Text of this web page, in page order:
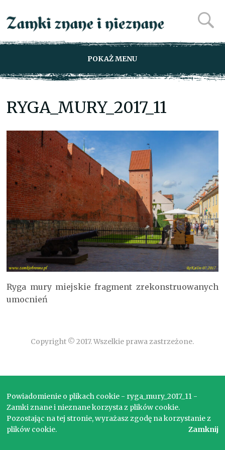
POKAŻ MENU
RYGA_MURY_2017_11
Ryga mury miejskie fragment zrekonstruowanych
umocnień
Copyright © 2017. Wszelkie prawa zastrzeżone.
Powiadomienie o plikach cookie - ryga_mury_2017_11 -
Zamki znane i nieznane korzysta z plików cookie.
Pozostając na tej stronie, wyrażasz zgodę na korzystanie z
plików cookie.
Zamknij